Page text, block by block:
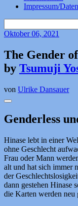
Impressum/
nach:
Oktober06, 2021
The Gender
by Tsumuji
von Ulrike Dansauer
Genderless
Hinase lebt in einer
ohne Geschlecht
Frau oder Mann
alt und hat sich immer
der
dann gestehen Hinase
die Karten werden neu